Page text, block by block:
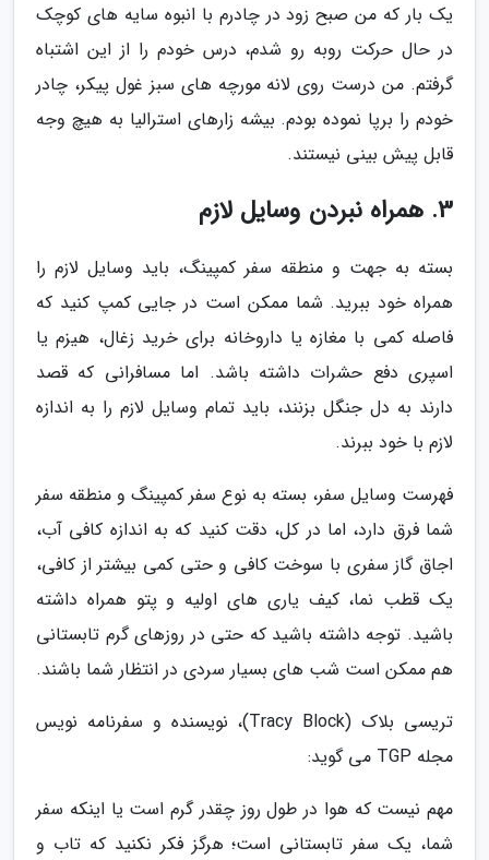
یک بار که من صبح زود در چادرم با انبوه سایه های کوچک
در حال حرکت روبه رو شدم، درس خودم را از این اشتباه
گرفتم. من درست روی لانه مورچه های سبز غول پیکر، چادر
خودم را برپا نموده بودم. بیشه زارهای استرالیا به هیچ وجه
قابل پیش بینی نیستند.
3. همراه نبردن وسایل لازم
بسته به جهت و منطقه سفر کمپینگ، باید وسایل لازم را
همراه خود ببرید. شما ممکن است در جایی کمپ کنید که
فاصله کمی با مغازه یا داروخانه برای خرید زغال، هیزم یا
اسپری دفع حشرات داشته باشد. اما مسافرانی که قصد
دارند به دل جنگل بزنند، باید تمام وسایل لازم را به اندازه
لازم با خود ببرند.
فهرست وسایل سفر، بسته به نوع سفر کمپینگ و منطقه سفر
شما فرق دارد، اما در کل، دقت کنید که به اندازه کافی آب،
اجاق گاز سفری با سوخت کافی و حتی کمی بیشتر از کافی،
یک قطب نما، کیف یاری های اولیه و پتو همراه داشته
باشید. توجه داشته باشید که حتی در روزهای گرم تابستانی
هم ممکن است شب های بسیار سردی در انتظار شما باشند.
تریسی بلاک (Tracy Block)، نویسنده و سفرنامه نویس
مجله TGP می گوید:
مهم نیست که هوا در طول روز چقدر گرم است یا اینکه سفر
شما، یک سفر تابستانی است؛ هرگز فکر نکنید که تاب و